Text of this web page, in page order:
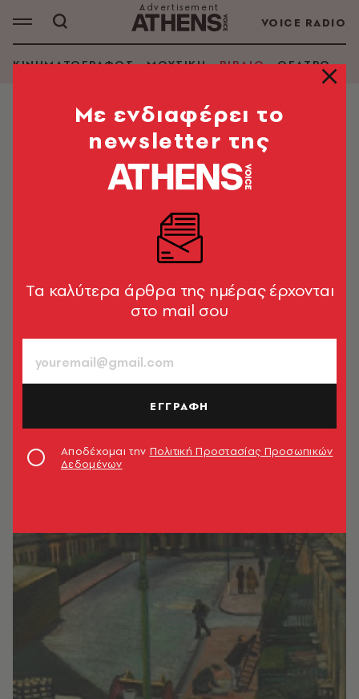
VOICE RADIO
ΚΙΝΗΜΑΤΟΓΡΑΦΟΣ ΜΟΥΣΙΚΗ ΒΙΒΛΙΟ ΘΕΑΤΡΟ -
HANS FALLADA
ΑΝΑΖΗΤΗΣΗ ΒΙΒΛΙΟΥ
Mε ενδιαφέρει το
newsletter της
Tα καλύτερα άρθρα της ημέρας έρχονται
στο mail σου
ΕΓΓΡΑΦΗ
Αποδέχομαι την Πολιτική Προστασίας Προσωπικών
Δεδομένων